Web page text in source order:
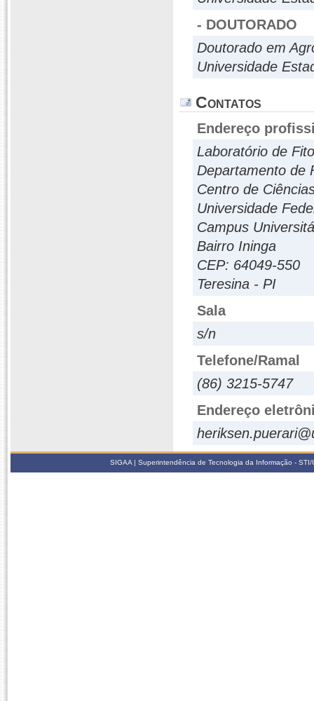
- DOUTORADO
Doutorado em
Universidade
Contatos
Endereço
Laboratório de
Departamento de
Centro de
Universidade
Campus
Bairro Ininga
CEP: 64049-550
Teresina - PI
Sala
s/n
Telefone/Ramal
(86) 3215-5747
Endereço
SIGAA | Superintendência de Tecnologia da Informação -